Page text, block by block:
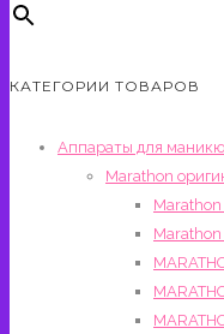
КАТЕГОРИИ ТОВАРОВ
Аппараты для
Marathon
Marathon